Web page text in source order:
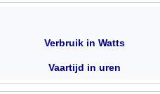
Verbruik in Watts
Vaartijd in uren